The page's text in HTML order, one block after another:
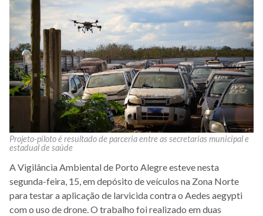
Projeto-piloto é resultado de parceria entre as secretarias municipal e
estadual de saúde
A Vigilância Ambiental de Porto Alegre esteve nesta
segunda-feira, 15, em depósito de veículos na Zona Norte
para testar a aplicação de larvicida contra o Aedes aegypti
com o uso de drone. O trabalho foi realizado em duas